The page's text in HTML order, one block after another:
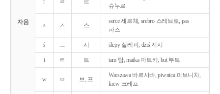
자음
r ㄹ 르
슈누르
s ㅅ 스
serce 세르체, srebro 스레브로, pas
파스
ś ㅡ 시 ślepy 실레피, dziś 지시
t ㅌ 트 tam 탐, matka 마트카, but 부트
w ㅂ 브, 프
Warszawa 바르샤바, piwnica 피브니차,
krew 크레프